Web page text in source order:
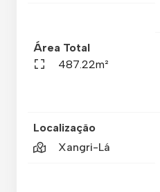
Área Total
487.22m²
Localização
Xangri-Lá